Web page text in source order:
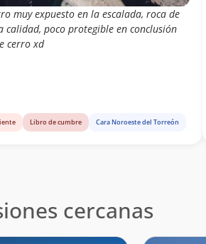
muy expuesto en la escalada, roca de
calidad, poco protegible en conclusión
cerro xd
Libro de cumbre Cara Noroeste del Torreón
cercanas